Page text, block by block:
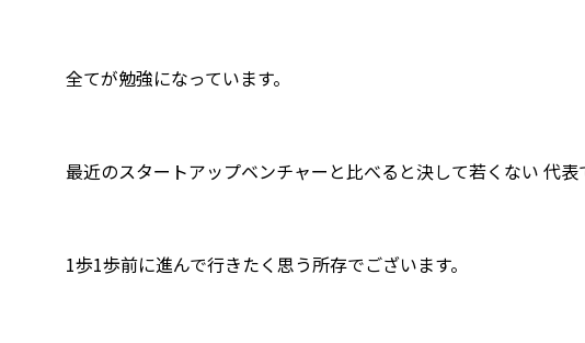
全てが勉強になっています。
最近のスタートアップベンチャーと比べると決して若くない 代表
1歩1歩前に進んで行きたく思う所存でございます。